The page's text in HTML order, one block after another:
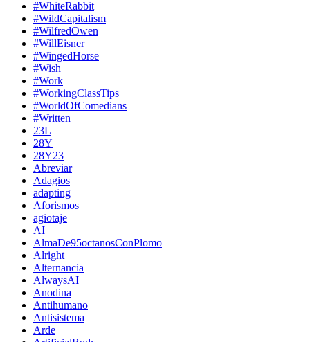
#WhiteRabbit
#WildCapitalism
#WilfredOwen
#WillEisner
#WingedHorse
#Wish
#Work
#WorkingClassTips
#WorldOfComedians
#Written
23L
28Y
28Y23
Abreviar
Adagios
adapting
Aforismos
agiotaje
AI
AlmaDe95octanosConPlomo
Alright
Alternancia
AlwaysAI
Anodina
Antihumano
Antisistema
Arde